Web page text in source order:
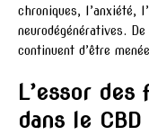
chroniques, l’anxiété,
neurodégénératives.
continuent d’être
L’essor des
dans le CBD